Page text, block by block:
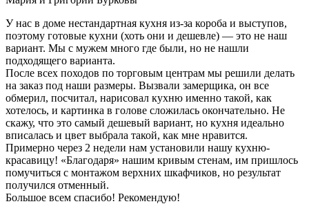
У нас в доме нестандартная кухня из-за короба и выступов,
поэтому готовые кухни (хоть они и дешевле) — это не наш
вариант. Мы с мужем много где были, но не нашли
подходящего варианта.
После всех походов по торговым центрам мы решили делать
на заказ под наши размеры. Вызвали замерщика, он все
обмерил, посчитал, нарисовал кухню именно такой, как
хотелось, и картинка в голове сложилась окончательно. Не
скажу, что это самый дешевый вариант, но кухня идеально
вписалась и цвет выбрала такой, как мне нравится.
Примерно через 2 недели нам установили нашу кухню-
красавицу! «Благодаря» нашим кривым стенам, им пришлось
помучиться с монтажом верхних шкафчиков, но результат
получился отменный.
Большое всем спасибо! Рекомендую!